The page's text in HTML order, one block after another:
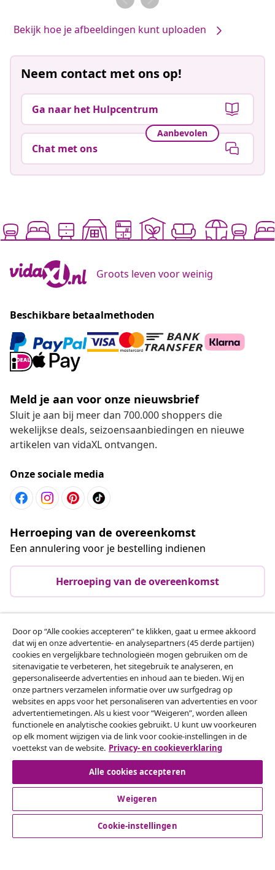
Bekijk hoe je afbeeldingen kunt uploaden
Neem contact met ons op!
Ga naar het Hulpcentrum
Aanbevolen
Chat met ons
Groots leven voor weinig
Beschikbare betaalmethoden
Meld je aan voor onze nieuwsbrief
Sluit je aan bij meer dan 700.000 shoppers die
wekelijkse deals, seizoensaanbiedingen en nieuwe
artikelen van vidaXL ontvangen.
Onze sociale media
Herroeping van de overeenkomst
Een annulering voor je bestelling indienen
Herroeping van de overeenkomst
Klantenservice
Zakelijk
vidaXL
Ontdek meer
© 2008-2026 vidaXL www.vidaxl.nl is een website van vidaXL
Door op “Alle cookies accepteren” te klikken, gaat u ermee akkoord
dat wij en onze advertentie- en analysepartners (45 derde partijen)
cookies en vergelijkbare technologieën mogen gebruiken om de
sitenavigatie te verbeteren, het sitegebruik te analyseren, en
gepersonaliseerde advertenties en inhoud aan te bieden. Wij en
onze partners verzamelen informatie over uw surfgedrag op
websites en apps voor het personaliseren van advertenties en voor
advertentiemetingen. Als u kiest voor “Weigeren”, worden alleen
functionele en analytische cookies gebruikt. U kunt uw voorkeuren
op elk moment wijzigen via de link voor cookie-instellingen in de
voettekst van de website. Privacy- en cookieverklaring
Alle cookies accepteren
Weigeren
Cookie-instellingen